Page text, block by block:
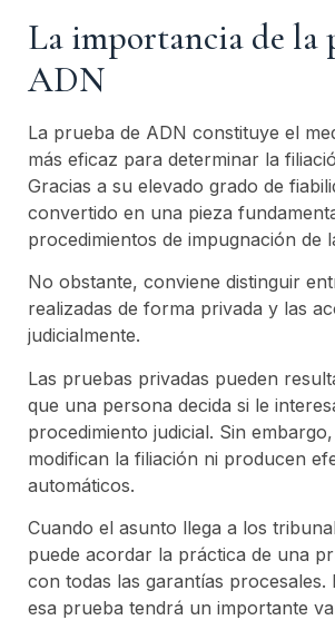
La importancia de la
ADN
La prueba de ADN constituye el
más eficaz para determinar la
Gracias a su elevado grado de
convertido en una pieza
procedimientos de impugnación de
No obstante, conviene distinguir
realizadas de forma privada y las
judicialmente.
Las pruebas privadas pueden
que una persona decida si le
procedimiento judicial. Sin
modifican la filiación ni producen
automáticos.
Cuando el asunto llega a los
puede acordar la práctica de una
con todas las garantías procesales.
esa prueba tendrá un importante